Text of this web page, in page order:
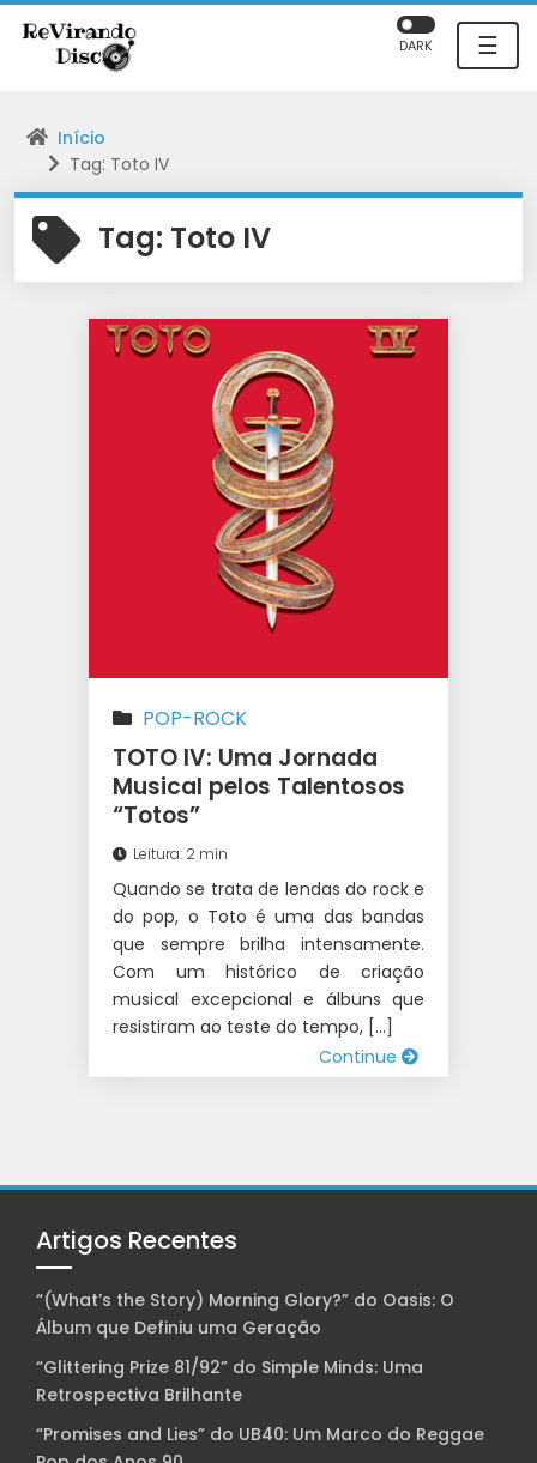
☰
DARK
Início
Tag: Toto IV
Tag: Toto IV
POP-ROCK
TOTO IV: Uma Jornada
Musical pelos Talentosos
“Totos”
Leitura: 2 min
Quando se trata de lendas do rock e
do pop, o Toto é uma das bandas
que sempre brilha intensamente.
Com um histórico de criação
musical excepcional e álbuns que
resistiram ao teste do tempo, […]
Continue
Artigos Recentes
“(What’s the Story) Morning Glory?” do Oasis: O
Álbum que Definiu uma Geração
“Glittering Prize 81/92” do Simple Minds: Uma
Retrospectiva Brilhante
“Promises and Lies” do UB40: Um Marco do Reggae